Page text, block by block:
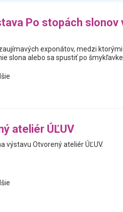
Po stopách slonov
exponátov, medzi
slona alebo sa spustiť po šmykľavke
ateliér ÚĽUV
výstavu Otvorený ateliér ÚĽUV.